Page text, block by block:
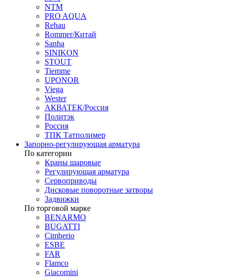
NTM
PRO AQUA
Rehau
Rommer/Китай
Sanha
SINIKON
STOUT
Tiemme
UPONOR
Viega
Wester
АКВАТЕК/Россия
Политэк
Россия
ТПК Татполимер
Запорно-регулирующая арматура
По категории
Краны шаровые
Регулирующая арматура
Сервоприводы
Дисковые поворотные затворы
Задвижки
По торговой марке
BENARMO
BUGATTI
Cimberio
ESBE
FAR
Flamco
Giacomini